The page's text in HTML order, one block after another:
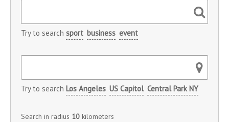
Try to search sport business event
Try to search Los Angeles US Capitol Central Park NY
Search in radius 10 kilometers